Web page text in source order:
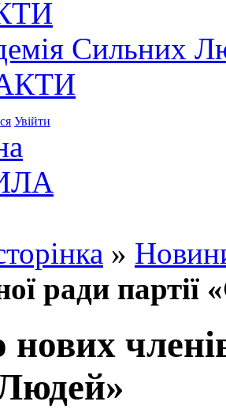
Сильних
Увійти
»
ради